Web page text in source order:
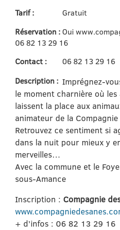
Tarif :
Gratuit
Réservation : Oui
06 82 13 29 16
Contact :
06 82 13 29 16
Description : Imprégnez-
le moment charnière où
laissent la place aux
animateur de la
Retrouvez ce sentiment si
dans la nuit pour mieux y
merveilles…
Avec la commune et le
sous-Amance
Inscription : Compagnie
+ d’infos : 06 82 13 29 16